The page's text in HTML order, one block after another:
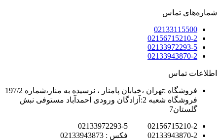
شماره‌های تماس
02133115500
02156715210-2
02133972293-5
02133943870-2
اطلاعات تماس
فروشگاه :تهران ،خیابان پامنار ، نرسیده به منار،شماره 197/2
فروشگاه شعبه 2:آزادگان ورودی احمدآباد مستوفی نبش
گلستان7
02156715210-2 02133972293-5
02133943870-2 فکس : 02133943873